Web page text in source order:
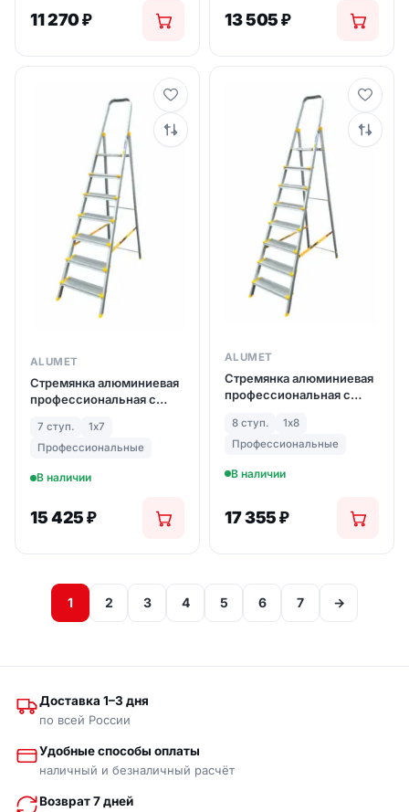
11 270₽ 13 505₽
ALUMET
Стремянка алюминиевая
профессиональная с
покрытием (арт. AS707)
7 ступ.
1х7
Профессиональные
В наличии
15 425₽
ALUMET
Стремянка алюминиевая
профессиональная с
покрытием (арт. AS708)
8 ступ.
1х8
Профессиональные
В наличии
17 355₽
1 2 3 4 5 6 7 →
Доставка 1–3 дня
по всей России
Удобные способы оплаты
наличный и безналичный расчёт
Возврат 7 дней